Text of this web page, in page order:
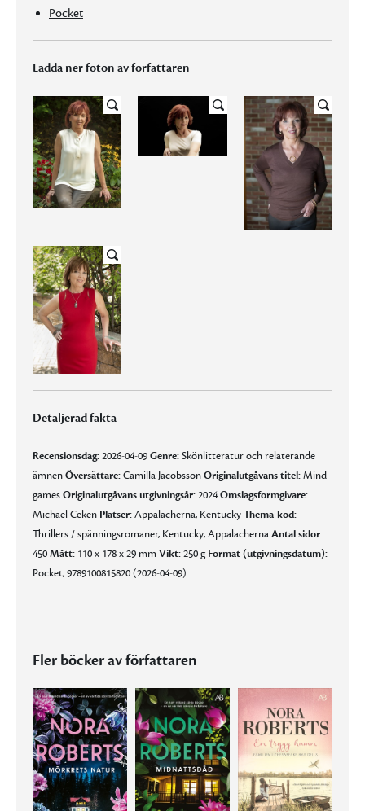
Pocket
Ladda ner foton av författaren
Detaljerad fakta
Recensionsdag:2026-04-09Genre:Skönlitteratur och relaterande
ämnenÖversättare:Camilla JacobssonOriginalutgåvans titel:Mind
gamesOriginalutgåvans utgivningsår:2024Omslagsformgivare:
Michael Ceken Platser:Appalacherna, KentuckyThema-kod:
Thrillers / spänningsromaner, Kentucky, AppalachernaAntal sidor:
450Mått: 110 x 178 x 29 mmVikt:250 g Format (utgivningsdatum):
Pocket, 9789100815820 (2026-04-09)
Fler böcker av författaren